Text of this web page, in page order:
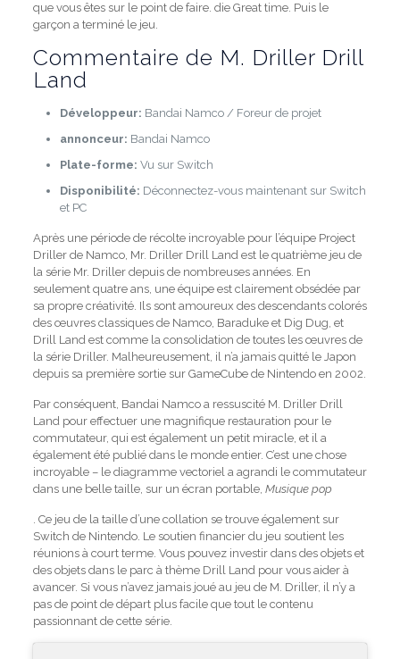
que vous êtes sur le point de faire. die Great time. Puis le
garçon a terminé le jeu.
Commentaire de M. Driller Drill
Land
Développeur: Bandai Namco / Foreur de projet
annonceur: Bandai Namco
Plate-forme: Vu sur Switch
Disponibilité: Déconnectez-vous maintenant sur Switch
et PC
Après une période de récolte incroyable pour l’équipe Project
Driller de Namco, Mr. Driller Drill Land est le quatrième jeu de
la série Mr. Driller depuis de nombreuses années. En
seulement quatre ans, une équipe est clairement obsédée par
sa propre créativité. Ils sont amoureux des descendants colorés
des œuvres classiques de Namco, Baraduke et Dig Dug, et
Drill Land est comme la consolidation de toutes les œuvres de
la série Driller. Malheureusement, il n’a jamais quitté le Japon
depuis sa première sortie sur GameCube de Nintendo en 2002.
Par conséquent, Bandai Namco a ressuscité M. Driller Drill
Land pour effectuer une magnifique restauration pour le
commutateur, qui est également un petit miracle, et il a
également été publié dans le monde entier. C’est une chose
incroyable – le diagramme vectoriel a agrandi le commutateur
dans une belle taille, sur un écran portable, Musique pop
. Ce jeu de la taille d’une collation se trouve également sur
Switch de Nintendo. Le soutien financier du jeu soutient les
réunions à court terme. Vous pouvez investir dans des objets et
des objets dans le parc à thème Drill Land pour vous aider à
avancer. Si vous n’avez jamais joué au jeu de M. Driller, il n’y a
pas de point de départ plus facile que tout le contenu
passionnant de cette série.